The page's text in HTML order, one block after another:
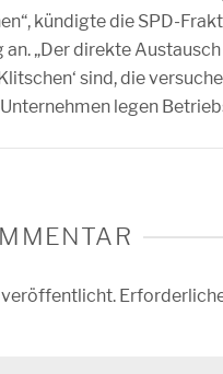
kündigte die SPD-
„Der direkte
sind, die
legen
veröffentlicht.